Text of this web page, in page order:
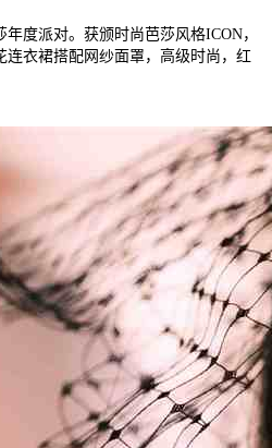
度派对。获颁时尚芭莎风格ICON，
连衣裙搭配网纱面罩，高级时尚，红